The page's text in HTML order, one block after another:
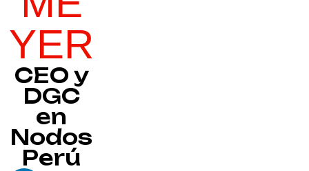
YER
CEO y
DGC
en
Nodos
Perú